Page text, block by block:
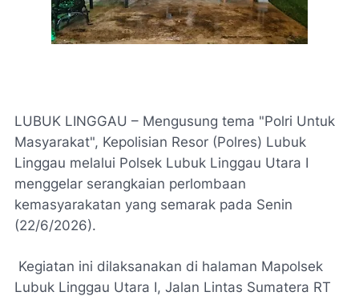
LUBUK LINGGAU – Mengusung tema "Polri Untuk
Masyarakat", Kepolisian Resor (Polres) Lubuk
Linggau melalui Polsek Lubuk Linggau Utara I
menggelar serangkaian perlombaan
kemasyarakatan yang semarak pada Senin
(22/6/2026).
Kegiatan ini dilaksanakan di halaman Mapolsek
Lubuk Linggau Utara I, Jalan Lintas Sumatera RT